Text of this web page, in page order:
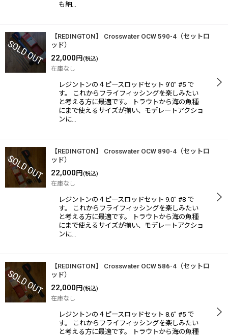
も納…
【REDINGTON】 Crosswater OCW 590-4（セットロ
ッド）
22,000 円 (税込)
在庫なし
レジントンの４ピースロッドセット 9'0" #5 で
す。 これからフライフィッシングを楽しみたい
と考える方に最適です。 トラウトから海の魚種
にまで使えるサイズが揃い、モデレートアクショ
ンに…
【REDINGTON】 Crosswater OCW 890-4（セットロ
ッド）
22,000 円 (税込)
在庫なし
レジントンの４ピースロッドセット 9.0" #8 で
す。 これからフライフィッシングを楽しみたい
と考える方に最適です。 トラウトから海の魚種
にまで使えるサイズが揃い、モデレートアクショ
ンに…
【REDINGTON】 Crosswater OCW 586-4（セットロ
ッド）
22,000 円 (税込)
在庫なし
レジントンの４ピースロッドセット 8.6" #5 で
す。 これからフライフィッシングを楽しみたい
と考える方に最適です。 トラウトから海の魚種